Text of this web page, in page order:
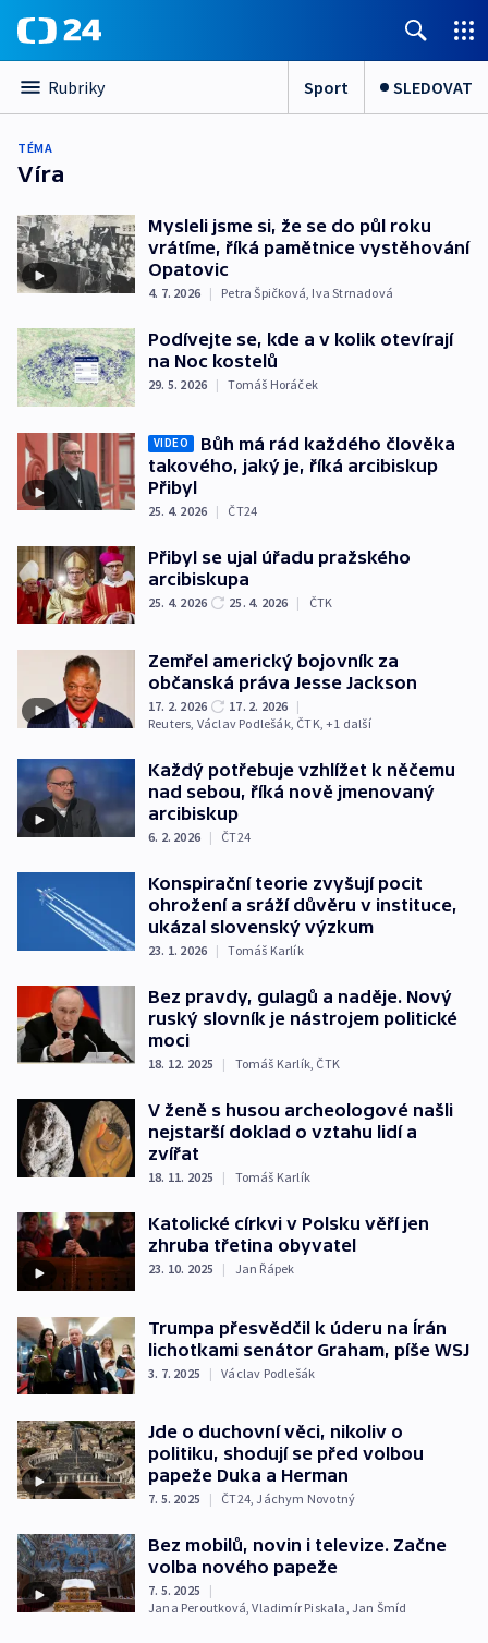
Rubriky Sport SLEDOVAT
TÉMA
Víra
Mysleli jsme si, že se do půl roku
vrátíme, říká pamětnice vystěhování
Opatovic
4. 7. 2026 | Petra Špičková, Iva Strnadová
Podívejte se, kde a v kolik otevírají
na Noc kostelů
29. 5. 2026 | Tomáš Horáček
VIDEO
Bůh má rád každého člověka
takového, jaký je, říká arcibiskup
Přibyl
25. 4. 2026 | ČT24
Přibyl se ujal úřadu pražského
arcibiskupa
25. 4. 2026 25. 4. 2026 | ČTK
Zemřel americký bojovník za
občanská práva Jesse Jackson
17. 2. 2026 17. 2. 2026 |
Reuters, Václav Podlešák, ČTK, +1 další
Každý potřebuje vzhlížet k něčemu
nad sebou, říká nově jmenovaný
arcibiskup
6. 2. 2026 | ČT24
Konspirační teorie zvyšují pocit
ohrožení a sráží důvěru v instituce,
ukázal slovenský výzkum
23. 1. 2026 | Tomáš Karlík
Bez pravdy, gulagů a naděje. Nový
ruský slovník je nástrojem politické
moci
18. 12. 2025 | Tomáš Karlík, ČTK
V ženě s husou archeologové našli
nejstarší doklad o vztahu lidí a
zvířat
18. 11. 2025 | Tomáš Karlík
Katolické církvi v Polsku věří jen
zhruba třetina obyvatel
23. 10. 2025 | Jan Řápek
Trumpa přesvědčil k úderu na Írán
lichotkami senátor Graham, píše WSJ
3. 7. 2025 | Václav Podlešák
Jde o duchovní věci, nikoliv o
politiku, shodují se před volbou
papeže Duka a Herman
7. 5. 2025 | ČT24, Jáchym Novotný
Bez mobilů, novin i televize. Začne
volba nového papeže
7. 5. 2025
|
Jana Peroutková,Vladimír Piskala, Jan Šmíd